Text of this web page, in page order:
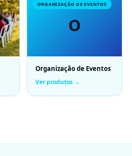
O
ORGANIZAÇÃO DE EVENTOS
Organização de Eventos
Ver produtos →